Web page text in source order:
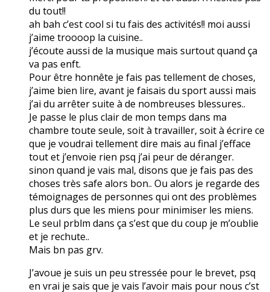
du tout!!
ah bah c’est cool si tu fais des activités!! moi aussi
j’aime troooop la cuisine..
j’écoute aussi de la musique mais surtout quand ça
va pas enft.
Pour être honnête je fais pas tellement de choses,
j’aime bien lire, avant je faisais du sport aussi mais
j’ai du arrêter suite à de nombreuses blessures..
Je passe le plus clair de mon temps dans ma
chambre toute seule, soit à travailler, soit à écrire ce
que je voudrai tellement dire mais au final j’efface
tout et j’envoie rien psq j’ai peur de déranger.
sinon quand je vais mal, disons que je fais pas des
choses très safe alors bon.. Ou alors je regarde des
témoignages de personnes qui ont des problèmes
plus durs que les miens pour minimiser les miens.
Le seul prblm dans ça s’est que du coup je m’oublie
et je rechute..
Mais bn pas grv.
J’avoue je suis un peu stressée pour le brevet, psq
en vrai je sais que je vais l’avoir mais pour nous c’st